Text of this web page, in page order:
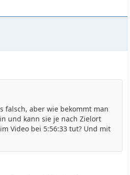
falsch, aber wie bekommt man
und kann sie je nach Zielort
Video bei 5:56:33 tut? Und mit